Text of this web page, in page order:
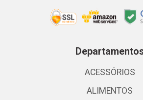
ACESSÓRIOS
ALIMENTOS